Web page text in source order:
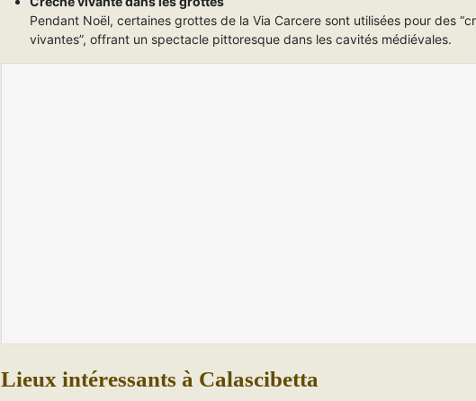
Pendant Noël, certaines grottes de la Via Carcere sont utilisées pour des
vivantes”, offrant un spectacle pittoresque dans les cavités médiévales.
Lieux intéressants à Calascibetta